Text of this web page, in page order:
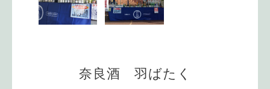
奈良酒 羽ばたく